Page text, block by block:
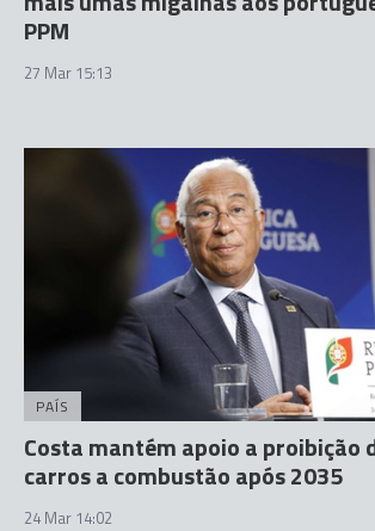
PPM
27 Mar 15:13
PAÍS
Costa mantém apoio a proibição
carros a combustão após 2035
24 Mar 14:02